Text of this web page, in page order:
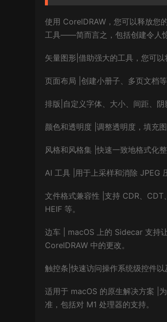
使用 CorelDRAW，您可以释放您
工具——简而言之，包括创建令人
矢量图形|借助强大的工具，您可以
页面布局 |创建小册子、多页文档等
排版|自定义字体、大小、间距、阴
颜色和透明度 |调整透明度，填充
风格和风格集 |快速一致地格式化
AI 工具 |用于上采样和消除 JPEG
文件格式兼容性 |支持 CDR、CDT
HEIF 等。
边车 | macOS 上的 Sidecar 支持
CorelDRAW 中的更改。
触控条|快速访问操作系统级控件
适用于 macOS 的原生解决方案 |
准，包括对 M1 处理器的支持。